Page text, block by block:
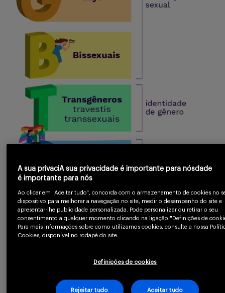
A sua privaciA sua privacidade é importante para nósdade
é importante para nós
Ao clicar em "Aceitar tudo", concorda com o armazenamento de cookies no
dispositivo para melhorar a navegação no site, medir o desempenho do site e
apresentar-lhe publicidade personalizada. Pode personalizar ou retirar o seu
consentimento a qualquer momento clicando na ligação "Definições de
Para mais informações sobre como utilizamos cookies, consulte a nossa
Cookies, disponível no rodapé do site.
Definições de cookies
Rejeitar tudo Aceitar tudo